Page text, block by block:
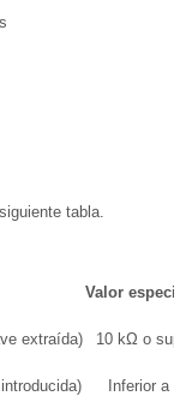
tabla.
Valor
extraída) 10 kΩ o
Inferior a 1